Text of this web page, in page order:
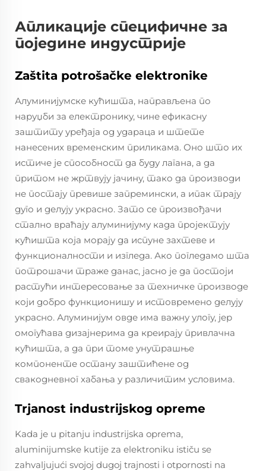
Апликације специфичне за
поједине индустрије
Zaštita potrošačke elektronike
Алуминијумске кућишта, направљена по
наруџби за електронику, чине ефикасну
заштиту уређаја од удараца и штете
нанесених временским приликама. Оно што их
истиче је способност да буду лагана, а да
притом не жртвују јачину, тако да производи
не постају превише запремински, а ипак трају
дуго и делују украсно. Зато се произвођачи
стално враћају алуминијуму када пројектују
кућишта која морају да испуне захтеве и
функционалности и изгледа. Ако погледамо шта
потрошачи траже данас, јасно је да постоји
растући интересовање за техничке производе
који добро функционишу и истовремено делују
украсно. Алуминијум овде има важну улогу, јер
омогућава дизајнерима да креирају привлачна
кућишта, а да при томе унутрашње
компоненте остану заштићене од
свакодневног хабања у различитим условима.
Trjanost industrijskog opreme
Kada je u pitanju industrijska oprema,
aluminijumske kutije za elektroniku ističu se
zahvaljujući svojoj dugoj trajnosti i otpornosti na